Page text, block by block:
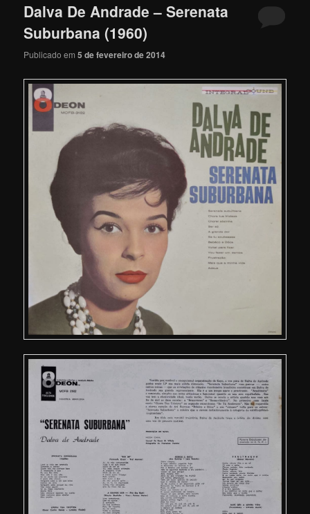
Dalva De Andrade – Serenata
Suburbana (1960)
Publicado em5 de fevereiro de 2014